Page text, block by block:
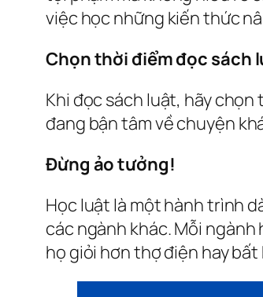
việc học những kiến thức
Chọn thời điểm đọc sách
Khi đọc sách luật, hãy
đang bận tâm về chuyện
Đừng ảo tưởng!
Học luật là một hành trình
các ngành khác. Mỗi
họ giỏi hơn thợ điện hay